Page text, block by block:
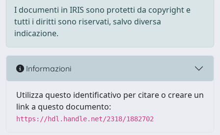
I documenti in IRIS sono protetti da copyright e
tutti i diritti sono riservati, salvo diversa
indicazione.
Informazioni
Utilizza questo identificativo per citare o creare un
link a questo documento:
https://hdl.handle.net/2318/1882702